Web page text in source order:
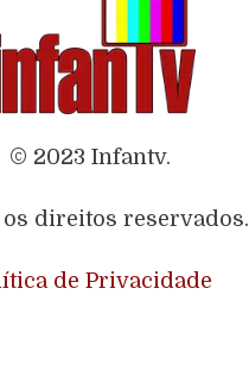
© 2023 Infantv.
os direitos reservados.
de Privacidade